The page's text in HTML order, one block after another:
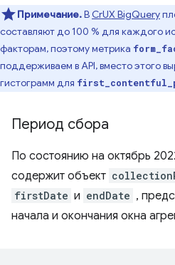
Примечание.В CrUX BigQuery
составляют до 100 % для каждого
факторам, поэтому метрика
поддерживаем в API, вместо этого
гистограмм для
Период сбора
По состоянию на октябрь
содержит объект
firstDate и endDate ,
начала и окончания окна